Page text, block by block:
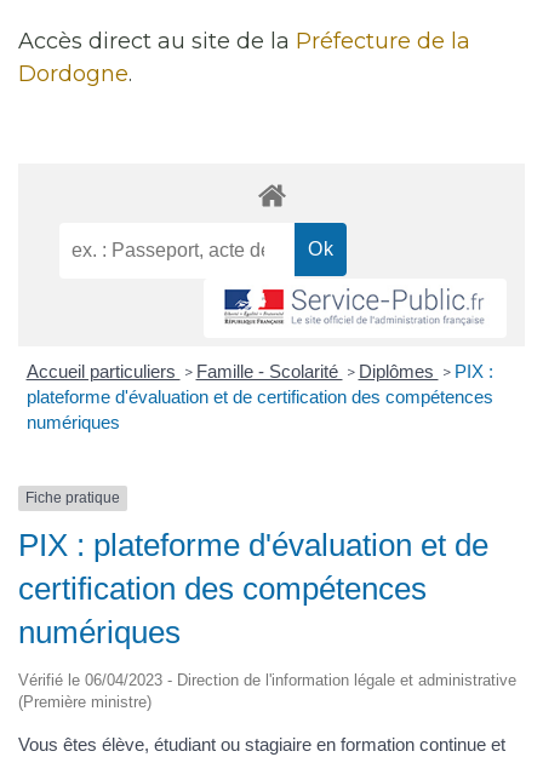
Accès direct au site de la Préfecture de la
Dordogne.
Accueil particuliers > Famille - Scolarité > Diplômes > PIX :
plateforme d'évaluation et de certification des compétences
numériques
Fiche pratique
PIX : plateforme d'évaluation et de
certification des compétences
numériques
Vérifié le 06/04/2023 - Direction de l'information légale et administrative
(Première ministre)
Vous êtes élève, étudiant ou stagiaire en formation continue et